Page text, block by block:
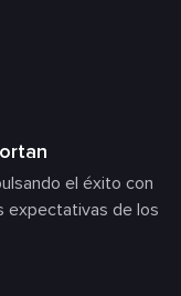
el éxito con
expectativas de los